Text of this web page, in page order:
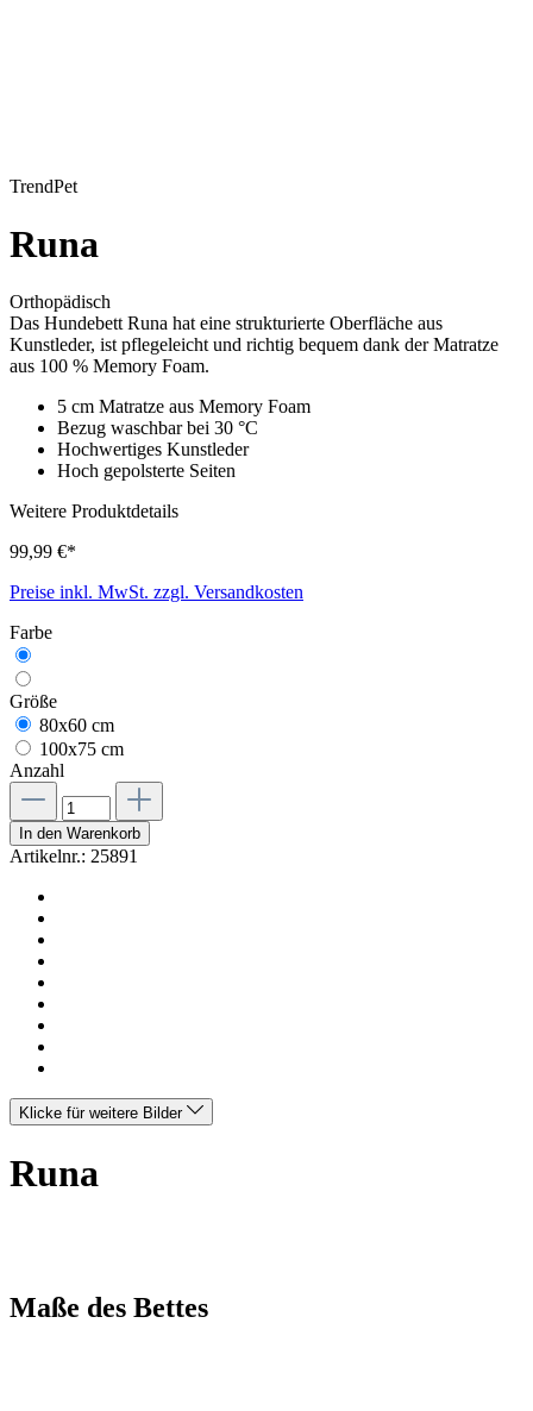
TrendPet
Runa
Orthopädisch
Das Hundebett Runa hat eine strukturierte Oberfläche aus
Kunstleder, ist pflegeleicht und richtig bequem dank der Matratze
aus 100 % Memory Foam.
5 cm Matratze aus Memory Foam
Bezug waschbar bei 30 °C
Hochwertiges Kunstleder
Hoch gepolsterte Seiten
Weitere Produktdetails
99,99 €*
Preise inkl. MwSt. zzgl. Versandkosten
Farbe
Größe
80x60 cm
100x75 cm
Anzahl
In den Warenkorb
Artikelnr.: 25891
Klicke für weitere Bilder
Runa
Maße des Bettes